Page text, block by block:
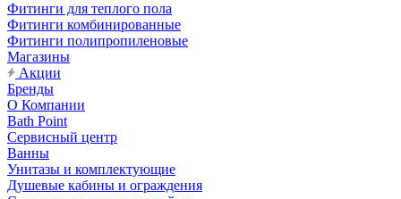
Фитинги для теплого пола
Фитинги комбинированные
Фитинги полипропиленовые
Магазины
Акции
Бренды
О Компании
Bath Point
Сервисный центр
Ванны
Унитазы и комплектующие
Душевые кабины и ограждения